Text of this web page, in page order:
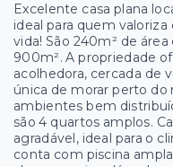
Excelente casa plana
ideal para quem
vida! São 240m² de
900m². A propriedade
acolhedora, cercada de
única de morar perto
ambientes bem
são 4 quartos amplos.
agradável, ideal para o
conta com piscina